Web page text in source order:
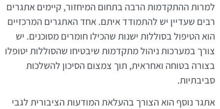
למרות ההתקדמות הרבה בתחום המיחזור, קיימים אתגרים
רבים שעדיין יש להתמודד איתם. אחד האתגרים המרכזיים
הוא הטיפול בסוללות ישנות שהכילו חומרים מסוכנים. יש
צורך במערכות ניהול מתקדמות שיבטיחו שהסוללות יטופלו
בצורה בטוחה ואחראית, תוך צמצום הסיכון להשלכות
סביבתיות.
אתגר נוסף הוא הצורך בהעלאת המודעות הציבורית לגבי